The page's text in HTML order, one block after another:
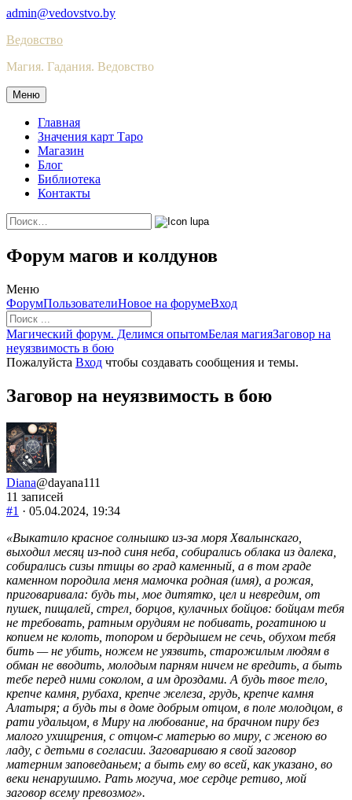
Skip
content
admin@vedovstvo.by
Ведовство
Магия. Гадания. Ведовство
Меню
Главная
Значения карт Таро
Магазин
Блог
Библиотека
Контакты
Найти:
Форум магов и колдунов
Меню
Навигация
Форума
ФорумПользователиНовое на форумеВход
Форум
breadcrumbs
-
здесь:
Магический форум. Делимся опытомБелая магияЗаговор на
неуязвимость в бою
Пожалуйста Вход чтобы создавать сообщения и темы.
Заговор на неуязвимость в бою
Diana@dayana111
11 записей
#1 · 05.04.2024, 19:34
«Выкатило красное солнышко из-за моря Хвалынскаго,
выходил месяц из-под синя неба, собирались облака из далека,
собирались сизы птицы во град каменный, а в том граде
каменном породила меня мамочка родная (имя), а рожая,
приговаривала: будь ты, мое дитятко, цел и невредим, от
пушек, пищалей, стрел, борцов, кулачных бойцов: бойцам тебя
не требовать, ратным орудиям не побивать, рогатиною и
копием не колоть, топором и бердышем не сечь, обухом тебя
бить — не убить, ножем не уязвить, старожилым людям в
обман не вводить, молодым парням ничем не вредить, а быть
тебе перед ними соколом, а им дроздами. А будь твое тело,
крепче камня, рубаха, крепче железа, грудь, крепче камня
Алатыря; а будь ты в доме добрым отцом, в поле молодцом, в
рати удальцом, в Миру на любование, на брачном пиру без
малого ухищрения, с отцом-с матерью во миру, с женою во
ладу, с детьми в согласии. Заговариваю я свой заговор
матерним заповеданьем; а быть ему во всей, как указано, во
веки ненарушимо. Рать могуча, мое сердце ретиво, мой
заговор всему превозмог».